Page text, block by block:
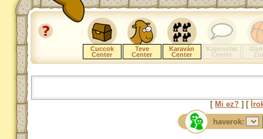
Cuccok
Center
Teve
Center
Karaván
Center
Kapcsolat
Center
[ Mi ez? ] [
haverok: